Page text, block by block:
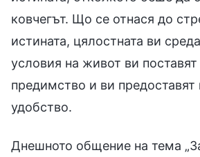
ковчегът. Що се отнася до
истината, цялостната ви
условия на живот ви поставят
предимство и ви предоставят
удобство.
Днешното общение на тема